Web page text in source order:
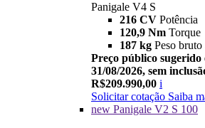
Panigale V4 S
216 CV Potência
120,9 Nm Torque
187 kg Peso
Preço público sugerido
31/08/2026, sem
R$209.990,00 i
Solicitar cotação Saiba
new Panigale V2 S 100